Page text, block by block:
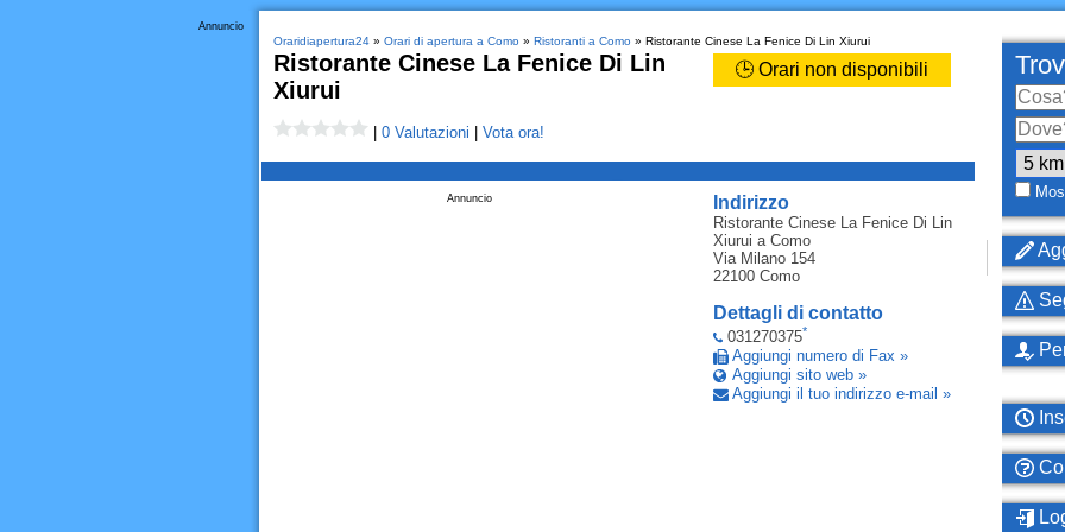
Annuncio
Oraridiapertura24» Orari di apertura a Como» Ristoranti a Como» Ristorante Cinese La Fenice Di Lin Xiurui
Ristorante Cinese La Fenice Di Lin
Xiurui
🕒 Orari non disponibili
0 Valutazioni Vota ora!
Indirizzo
Ristorante Cinese La Fenice Di Lin
Xiurui a Como
Via Milano 154
22100 Como
Dettagli di contatto
031270375*
Aggiungi numero di Fax »
Aggiungi sito web »
Aggiungi il tuo indirizzo e-mail »
Annuncio